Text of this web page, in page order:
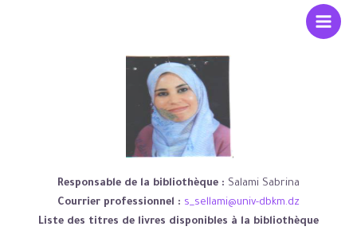
Responsable de la bibliothèque : Salami Sabrina
Courrier professionnel : s_sellami@univ-dbkm.dz
Liste des titres de livres disponibles à la bibliothèque